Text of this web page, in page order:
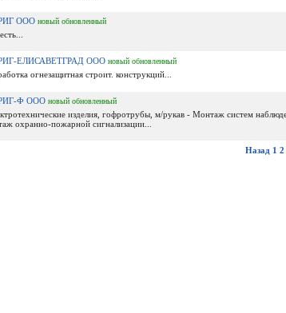
ООО новый обновленный
ЕЛИСАВЕТГРАД ООО новый обновленный
огнезащитная строит. конструкций...
Ф ООО новый обновленный
изделия, гофротрубы, м/рукав - Монтаж систем
охранно-пожарной сигнализации...
Назад 1 2